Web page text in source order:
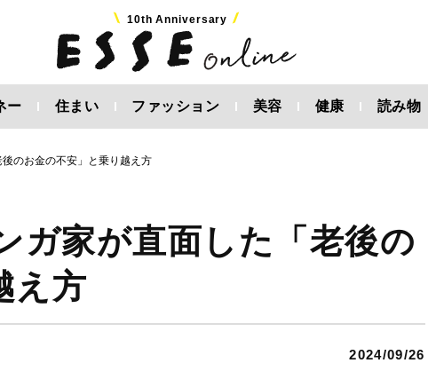
10th Anniversary
ー 住まい ファッション 美容 健康 読み物
のお金の不安」と乗り越え方
ガ家が直面した「老後の
え方
2024/09/26